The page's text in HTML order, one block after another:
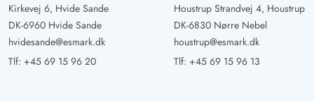
Kirkevej 6, Hvide Sande
DK-6960 Hvide Sande
hvidesande@esmark.dk
Tlf: +45 69 15 96 20
Houstrup Strandvej 4, Houstrup
DK-6830 Nørre Nebel
houstrup@esmark.dk
Tlf: +45 69 15 96 13